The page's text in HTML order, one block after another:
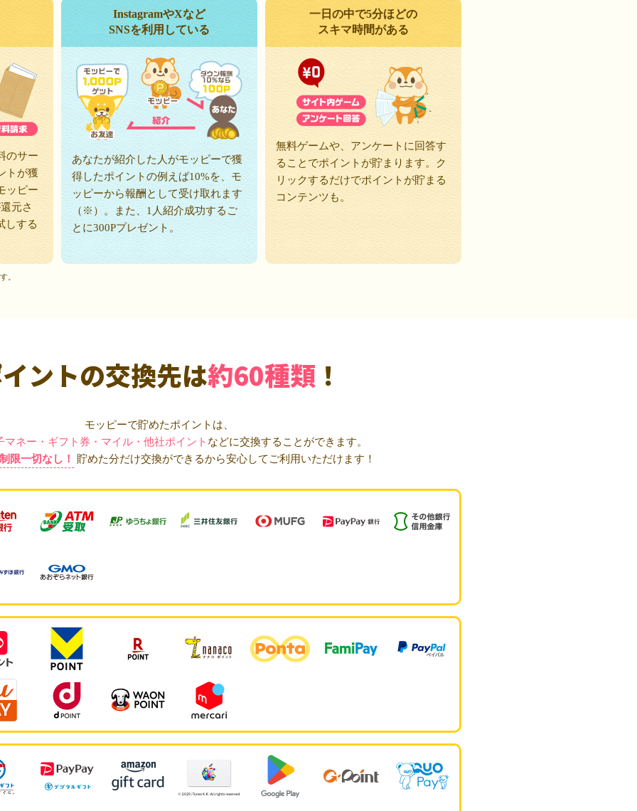
のサー
トが獲
ッピー
元さ
しする
InstagramやXなど
SNSを利用している
あなたが紹介した人がモッピーで獲
得したポイントの例えば10%を、モ
ッピーから報酬として受け取れます
（※）。また、1人紹介成功するご
とに300Pプレゼント。
一日の中で5分ほどの
スキマ時間がある
無料ゲームや、アンケートに回答す
ることでポイントが貯まります。ク
リックするだけでポイントが貯まる
コンテンツも。
。
ントの交換先は約60種類 ！
モッピーで貯めたポイントは、
マネー・ギフト券・マイル・他社ポイント などに交換することができます。
限一切なし！
貯めた分だけ交換ができるから安心してご利用いただけます！